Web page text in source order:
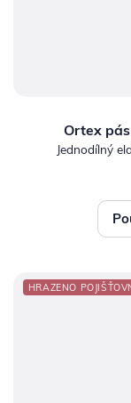
Ortex
Jednodílný
HRAZENO